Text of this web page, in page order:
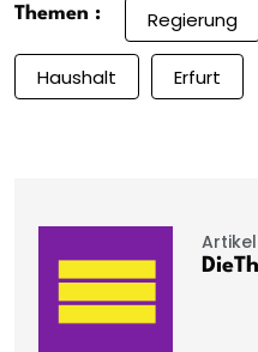
Themen : Regierung
Haushalt Erfurt